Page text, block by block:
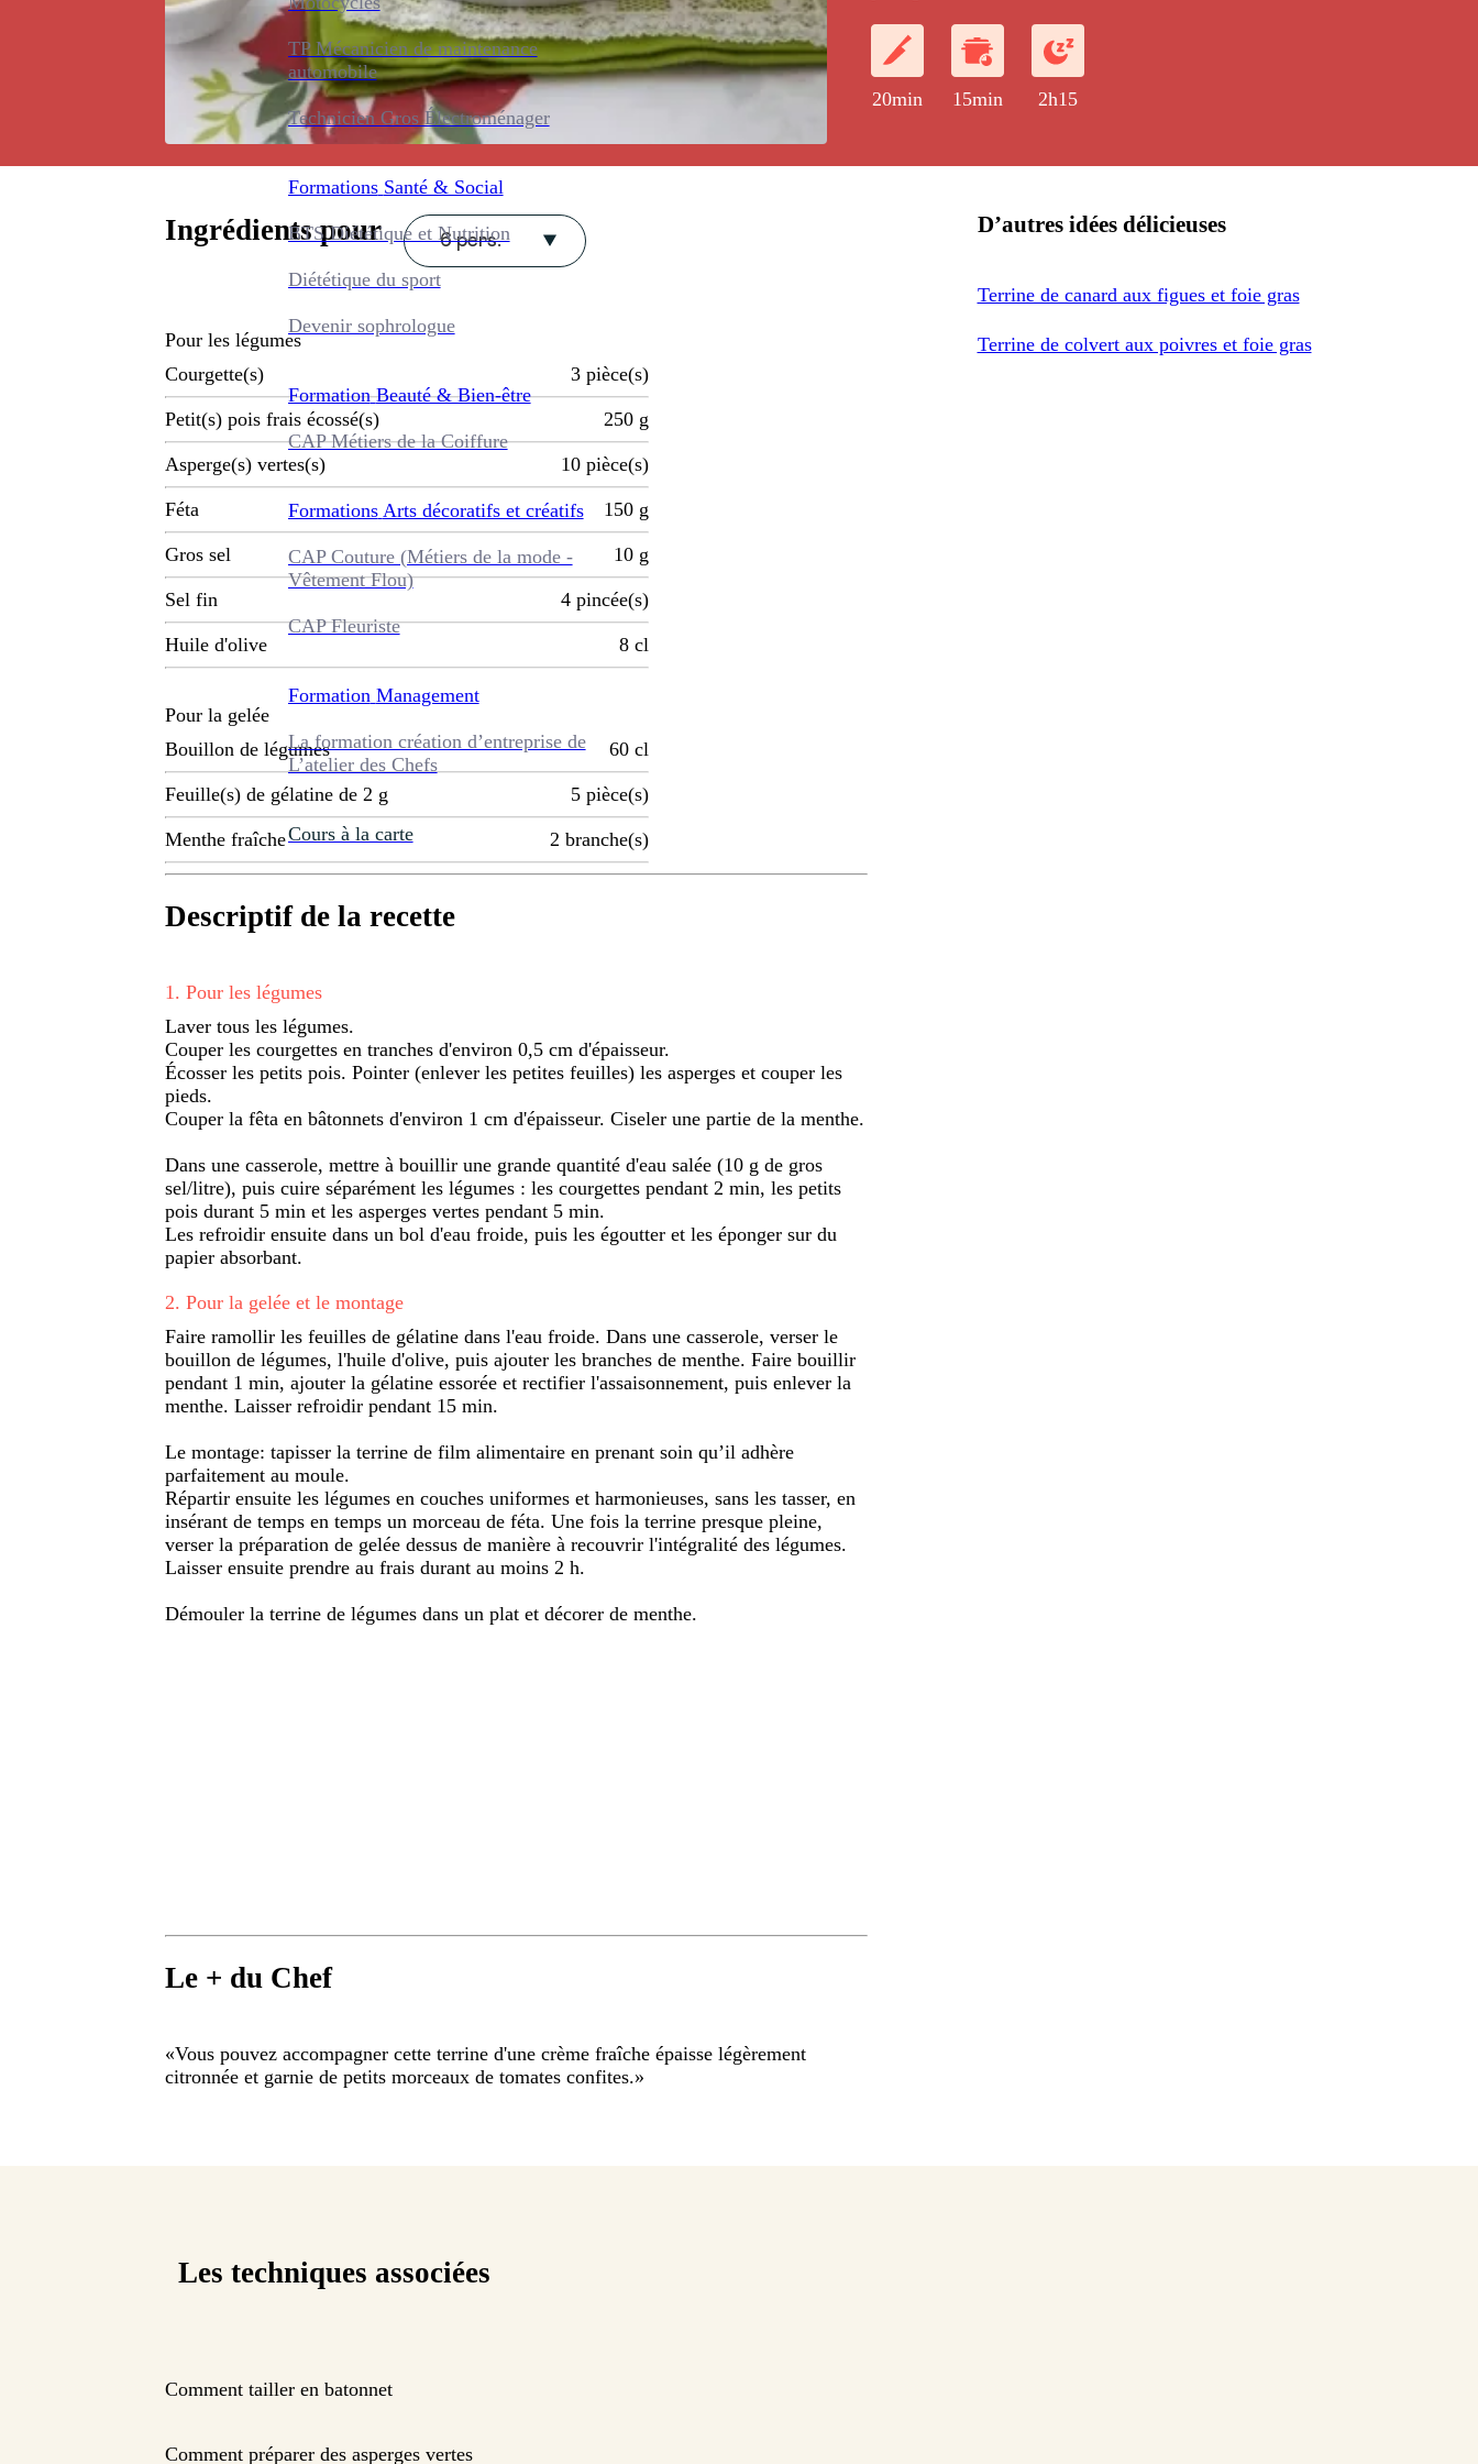
TP Mécanicien de maintenance
automobile
Technicien Gros Électroménager
Formations Santé & Social
BTS Diététique et Nutrition
Diététique du sport
Devenir sophrologue
Formation Beauté & Bien-être
CAP Métiers de la Coiffure
Formations Arts décoratifs et créatifs
CAP Couture (Métiers de la mode -
Vêtement Flou)
CAP Fleuriste
Formation Management
La formation création d’entreprise de
L’atelier des Chefs
Cours à la carte
20min 15min 2h15
Ingrédients pour 6 pers.
Pour les légumes
Courgette(s)
3 pièce(s)
Petit(s) pois frais écossé(s) 250 g
Asperge(s) vertes(s) 10 pièce(s)
Féta 150 g
Gros sel 10 g
Sel fin 4 pincée(s)
Huile d'olive 8 cl
Pour la gelée
Bouillon de légumes
60 cl
Feuille(s) de gélatine de 2 g 5 pièce(s)
Menthe fraîche 2 branche(s)
Descriptif de la recette
1 . Pour les légumes
Laver tous les légumes.
Couper les courgettes en tranches d'environ 0,5 cm d'épaisseur.
Écosser les petits pois. Pointer (enlever les petites feuilles) les asperges et couper les
pieds.
Couper la fêta en bâtonnets d'environ 1 cm d'épaisseur. Ciseler une partie de la menthe.
Dans une casserole, mettre à bouillir une grande quantité d'eau salée (10 g de gros
sel/litre), puis cuire séparément les légumes : les courgettes pendant 2 min, les petits
pois durant 5 min et les asperges vertes pendant 5 min.
Les refroidir ensuite dans un bol d'eau froide, puis les égoutter et les éponger sur du
papier absorbant.
2. Pour la gelée et le montage
Faire ramollir les feuilles de gélatine dans l'eau froide. Dans une casserole, verser le
bouillon de légumes, l'huile d'olive, puis ajouter les branches de menthe. Faire bouillir
pendant 1 min, ajouter la gélatine essorée et rectifier l'assaisonnement, puis enlever la
menthe. Laisser refroidir pendant 15 min.
Le montage: tapisser la terrine de film alimentaire en prenant soin qu’il adhère
parfaitement au moule.
Répartir ensuite les légumes en couches uniformes et harmonieuses, sans les tasser, en
insérant de temps en temps un morceau de féta. Une fois la terrine presque pleine,
verser la préparation de gelée dessus de manière à recouvrir l'intégralité des légumes.
Laisser ensuite prendre au frais durant au moins 2 h.
Démouler la terrine de légumes dans un plat et décorer de menthe.
Le + du Chef
«Vous pouvez accompagner cette terrine d'une crème fraîche épaisse légèrement
citronnée et garnie de petits morceaux de tomates confites.»
D’autres idées délicieuses
Terrine de canard aux figues et foie gras
Terrine de colvert aux poivres et foie gras
Les techniques associées
Comment tailler en batonnet
Comment préparer des asperges vertes